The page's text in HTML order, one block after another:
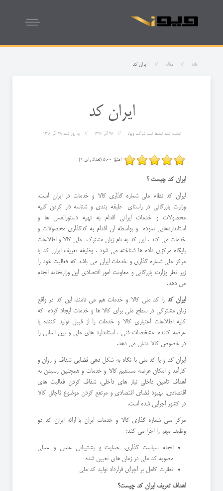
خانه مقاله ایران کد
ایران کد
نوشته شده توسطثبت شرکت ویونا 28 آذر 1396 به روز شده28 آذر 1396
امتیاز 5.00 (تعداد رای 1)
ایران کد چیست ؟
ایران کد نظام ملی شماره گذاری کالا و خدمات در ایران است.
وزارت بازرگانی در راستای طبقه بندی و شناسه دار کردن کلیه
محصولات و خدمات ایرانی اقدام به تهیه دستورالعمل ها و
استانداردهایی نموده و بواسطه آن اقدام به کدگذاری محصولات و
خدمات می کند . این کد به نام زبان مشترک ملی کالا و اطلاعات
پایگاه مرکزی داده ها شناخته می شود . وظیفه تعریف ایران کد با
مرکز ملی شماره گذاری و خدمات ایران می باشد که فعالیت خود را
زیر نظر وزارت بازرگانی و معاونت امور اقتصادی این وزارتخانه انجام
می دهد.
ایران کد را کد ملی کالا و خدمات هم می نامند. این کد در واقع
زبان مشترکی در سطح ملی برای کالا ها و خدمات ایجاد کرده که
کلیه اطلاعات اعتباری کالا و خدمات را از قبیل تولید کننده یا
عرضه کننده، مشخصات فنی ، استاندارد های ملی و بین المللی را
در خصوص کالا نشان می دهد.
ایران کد و یا کد ملی با نگاه به شکل دهی فضایی شفاف و روان و
کارآمد و امکان عرضه مستقیم کالا و خدمات و همچنین رسیدن به
اهداف تامین داخلی نیاز های داخلی، شفاف کردن فعالیت های
اقتصادی، بهبود فضای اقتصادی و مرتفع کردن موضوع قاچاق کالا
در کشور اجرایی شده است.
مرکز ملی شماره گذاری کالا و خدمات ایران با ارائه ایران کد دو
وظیف مهم را اجرا می کند:
انجام سیاست گذاری، حمایت و پشتیبانی علمی و عملی
مصوبه کد ملی در زمان های تعیین شده
نظارت کامل بر اجرای قرارداد تولید کد ملی
اهداف تعریف ایران کد چیست؟